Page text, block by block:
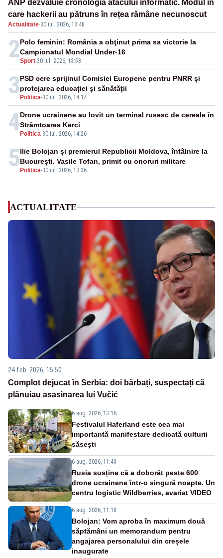
ANP dezvăluie cronologia atacului informatic. Modul în
care hackerii au pătruns în rețea rămâne necunoscut
Actualitate·30 iul. 2026, 13:48
2Sport-30 iul. 2026, 13:58
Polo feminin: România a obţinut prima sa victorie la
Campionatul Mondial Under-16
3 Politica-30 iul. 2026, 14:17
PSD cere sprijinul Comisiei Europene pentru PNRR și
protejarea educației și sănătății
4 Politica-30 iul. 2026, 14:26
Drone ucrainene au lovit un terminal rusesc de cereale în
Strâmtoarea Kerci
5 Politica-30 iul. 2026, 13:36
Ilie Bolojan și premierul Republicii Moldova, întâlnire la
București. Vasile Tofan, primit cu onoruri militare
ACTUALITATE
24 feb. 2026, 15:50
Complot dejucat în Serbia: doi bărbați, suspectați că
plănuiau asasinarea lui Vučić
6 aug. 2026, 13:16
Festivalul Haferland este cea mai
importantă manifestare dedicată culturii
săsești
6 aug. 2026, 11:43
Rusia susține că a doborât peste 600
drone ucrainene într-o singură noapte. Un
centru logistic Wildberries, avariat VIDEO
6 aug. 2026, 11:18
Bolojan: Vom aproba în maximum două
săptămâni un memorandum pentru
angajarea personalului din creșele
inaugurate